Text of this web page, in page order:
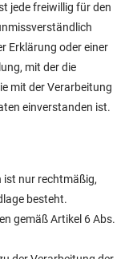
jede freiwillig für den
Erklärung oder einer
mit der die
mit der Verarbeitung
einverstanden ist.
ist nur rechtmäßig,
besteht.
gemäß Artikel 6 Abs.